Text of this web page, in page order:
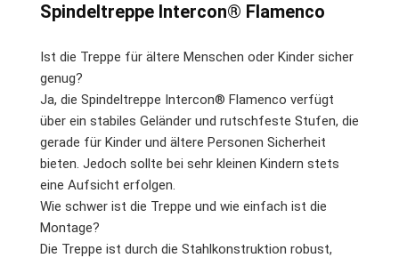
Spindeltreppe Intercon® Flamenco
Ist die Treppe für ältere Menschen oder Kinder sicher
genug?
Ja, die Spindeltreppe Intercon® Flamenco verfügt
über ein stabiles Geländer und rutschfeste Stufen, die
gerade für Kinder und ältere Personen Sicherheit
bieten. Jedoch sollte bei sehr kleinen Kindern stets
eine Aufsicht erfolgen.
Wie schwer ist die Treppe und wie einfach ist die
Montage?
Die Treppe ist durch die Stahlkonstruktion robust,